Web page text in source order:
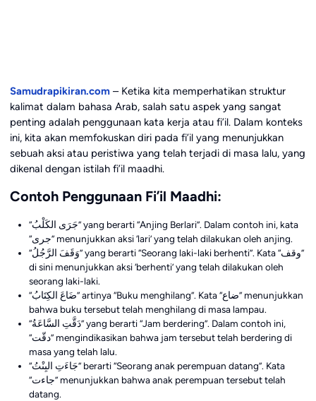
Samudrapikiran.com– Ketika kita memperhatikan struktur
kalimat dalam bahasa Arab, salah satu aspek yang sangat
penting adalah penggunaan kata kerja atau fi’il. Dalam konteks
ini, kita akan memfokuskan diri pada fi’il yang menunjukkan
sebuah aksi atau peristiwa yang telah terjadi di masa lalu, yang
dikenal dengan istilah fi’il maadhi.
Contoh Penggunaan Fi’il Maadhi:
“جَرَى الكَلْبُ” yang berarti “Anjing Berlari”. Dalam contoh ini, kata
“جرى” menunjukkan aksi ‘lari’ yang telah dilakukan oleh anjing.
“وَقَفَ الرَّجُلُ” yang berarti “Seorang laki-laki berhenti”. Kata “وقف”
di sini menunjukkan aksi ‘berhenti’ yang telah dilakukan oleh
seorang laki-laki.
“ضَاعَ الكِتَابُ” artinya “Buku menghilang”. Kata “ضاع” menunjukkan
bahwa buku tersebut telah menghilang di masa lampau.
“دَقَّتِ السَّاعَةُ” yang berarti “Jam berdering”. Dalam contoh ini,
“دقّت” mengindikasikan bahwa jam tersebut telah berdering di
masa yang telah lalu.
“جَاءَتِ البِنْتُ” berarti “Seorang anak perempuan datang”. Kata
“جاءت” menunjukkan bahwa anak perempuan tersebut telah
datang.